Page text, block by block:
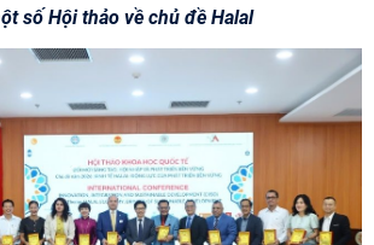
số Hội thảo về chủ đề Halal